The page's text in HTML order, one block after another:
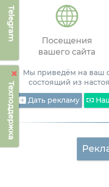
Telegram
Техподдержка
Посещения
вашего сайта
Мы приведём на ваш
состоящий из
Дать рекламу